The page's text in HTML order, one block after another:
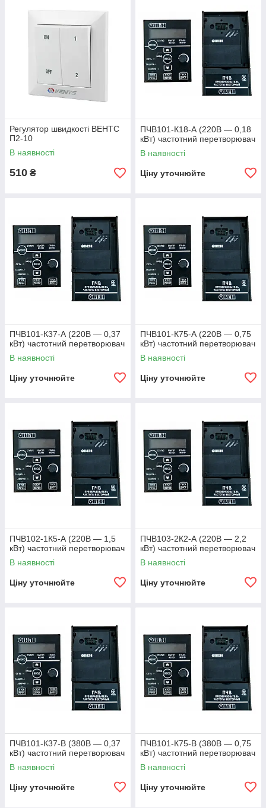
Регулятор швидкості ВЕНТС
П2-10
В наявності
510 ₴
ПЧВ101-К18-А (220В — 0,18
кВт) частотний перетворювач
В наявності
Ціну уточнюйте
ПЧВ101-К37-А (220В — 0,37
кВт) частотний перетворювач
В наявності
Ціну уточнюйте
ПЧВ101-К75-А (220В — 0,75
кВт) частотний перетворювач
В наявності
Ціну уточнюйте
ПЧВ102-1К5-А (220В — 1,5
кВт) частотний перетворювач
В наявності
Ціну уточнюйте
ПЧВ103-2К2-А (220В — 2,2
кВт) частотний перетворювач
В наявності
Ціну уточнюйте
ПЧВ101-К37-В (380В — 0,37
кВт) частотний перетворювач
В наявності
Ціну уточнюйте
ПЧВ101-К75-В (380В — 0,75
кВт) частотний перетворювач
В наявності
Ціну уточнюйте